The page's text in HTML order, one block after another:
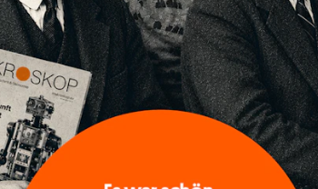
Wie gingen wir mit diesem Widerspruch um?
bemerkt, wie Adam Smith, dessen Breakfast,
von seiner Mutter gekocht und serviert
genau wissen. Frei nach Smith: Nicht der
Studium, sondern dem eigenen Interesse an
später vielleicht einer Professur, mit der wir
weitergeben konnten.